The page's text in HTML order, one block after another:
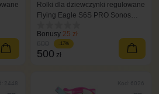
Rolki dla dziewczynki regulowane
Flying Eagle S6S PRO Sonos
Bonusy 25 zł
-17%
500 zł